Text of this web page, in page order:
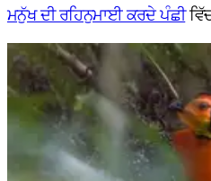
ਮਨੁੱਖ ਦੀ ਰਹਿਨੁਮਾਈ ਕਰਦੇ ਪੰਛੀ